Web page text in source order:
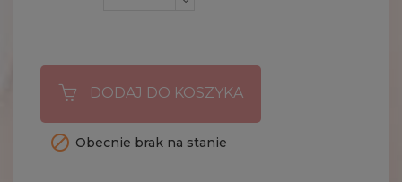
DODAJ DO KOSZYKA
 Obecnie brak na stanie